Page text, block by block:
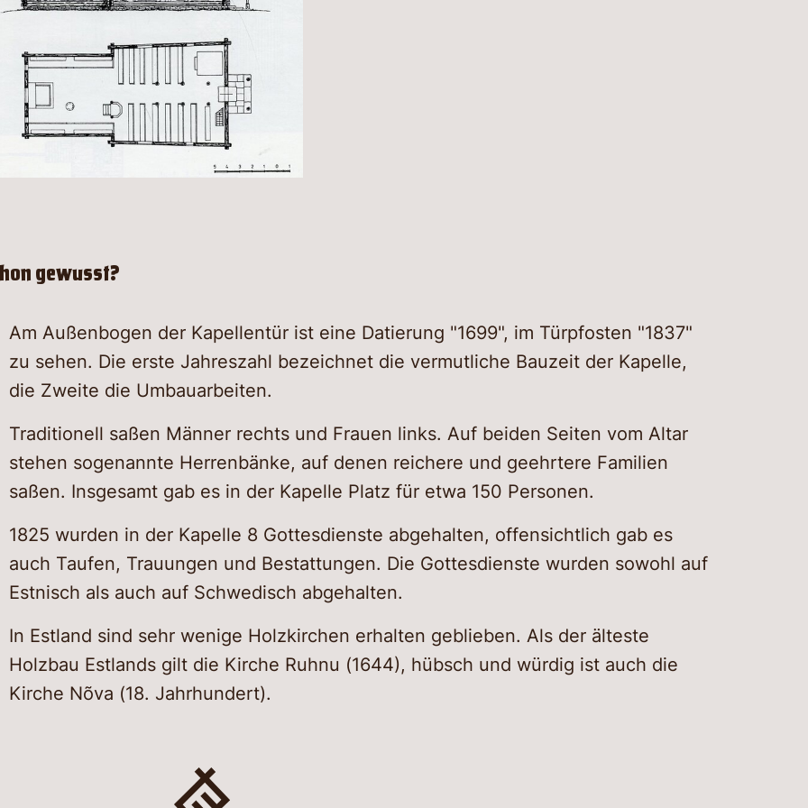
gewusst?
Am Außenbogen der Kapellentür ist eine Datierung "1699", im Türpfosten "1837"
zu sehen. Die erste Jahreszahl bezeichnet die vermutliche Bauzeit der Kapelle,
die Zweite die Umbauarbeiten.
Traditionell saßen Männer rechts und Frauen links. Auf beiden Seiten vom Altar
stehen sogenannte Herrenbänke, auf denen reichere und geehrtere Familien
saßen. Insgesamt gab es in der Kapelle Platz für etwa 150 Personen.
1825 wurden in der Kapelle 8 Gottesdienste abgehalten, offensichtlich gab es
auch Taufen, Trauungen und Bestattungen. Die Gottesdienste wurden sowohl auf
Estnisch als auch auf Schwedisch abgehalten.
In Estland sind sehr wenige Holzkirchen erhalten geblieben. Als der älteste
Holzbau Estlands gilt die Kirche Ruhnu (1644), hübsch und würdig ist auch die
Kirche Nõva (18. Jahrhundert).